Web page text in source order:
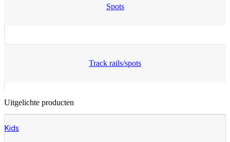
Spots
Track rails/spots
Uitgelichte producten
Kids